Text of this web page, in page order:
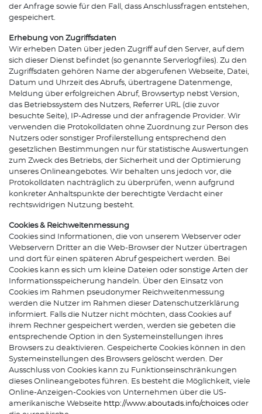
der Anfrage sowie für den Fall, dass Anschlussfragen entstehen,
gespeichert.
Erhebung von Zugriffsdaten
Wir erheben Daten über jeden Zugriff auf den Server, auf dem
sich dieser Dienst befindet (so genannte Serverlogfiles). Zu den
Zugriffsdaten gehören Name der abgerufenen Webseite, Datei,
Datum und Uhrzeit des Abrufs, übertragene Datenmenge,
Meldung über erfolgreichen Abruf, Browsertyp nebst Version,
das Betriebssystem des Nutzers, Referrer URL (die zuvor
besuchte Seite), IP-Adresse und der anfragende Provider. Wir
verwenden die Protokolldaten ohne Zuordnung zur Person des
Nutzers oder sonstiger Profilerstellung entsprechend den
gesetzlichen Bestimmungen nur für statistische Auswertungen
zum Zweck des Betriebs, der Sicherheit und der Optimierung
unseres Onlineangebotes. Wir behalten uns jedoch vor, die
Protokolldaten nachträglich zu überprüfen, wenn aufgrund
konkreter Anhaltspunkte der berechtigte Verdacht einer
rechtswidrigen Nutzung besteht.
Cookies & Reichweitenmessung
Cookies sind Informationen, die von unserem Webserver oder
Webservern Dritter an die Web-Browser der Nutzer übertragen
und dort für einen späteren Abruf gespeichert werden. Bei
Cookies kann es sich um kleine Dateien oder sonstige Arten der
Informationsspeicherung handeln. Über den Einsatz von
Cookies im Rahmen pseudonymer Reichweitenmessung
werden die Nutzer im Rahmen dieser Datenschutzerklärung
informiert. Falls die Nutzer nicht möchten, dass Cookies auf
ihrem Rechner gespeichert werden, werden sie gebeten die
entsprechende Option in den Systemeinstellungen ihres
Browsers zu deaktivieren. Gespeicherte Cookies können in den
Systemeinstellungen des Browsers gelöscht werden. Der
Ausschluss von Cookies kann zu Funktionseinschränkungen
dieses Onlineangebotes führen. Es besteht die Möglichkeit, viele
Online-Anzeigen-Cookies von Unternehmen über die US-
amerikanische Webseite http://www.aboutads.info/choices oder